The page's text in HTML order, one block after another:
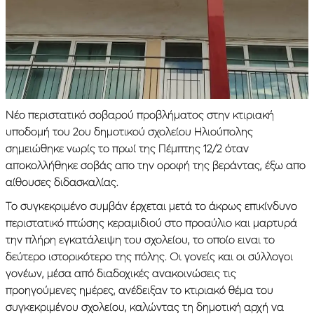
Νέο περιστατικό σοβαρού προβλήματος στην κτιριακή
υποδομή του 2ου δημοτικού σχολείου Ηλιούπολης
σημειώθηκε νωρίς το πρωί της Πέμπτης 12/2 όταν
αποκολλήθηκε σοβάς απο την οροφή της βεράντας, έξω απο
αίθουσες διδασκαλίας.
Το συγκεκριμένο συμβάν έρχεται μετά το άκρως επικίνδυνο
περιστατικό πτώσης κεραμιδιού στο προαύλιο και μαρτυρά
την πλήρη εγκατάλειψη του σχολείου, το οποίο ειναι το
δεύτερο ιστορικότερο της πόλης. Οι γονείς και οι σύλλογοι
γονέων, μέσα από διαδοχικές ανακοινώσεις τις
προηγούμενες ημέρες, ανέδειξαν το κτιριακό θέμα του
συγκεκριμένου σχολείου, καλώντας τη δημοτική αρχή να